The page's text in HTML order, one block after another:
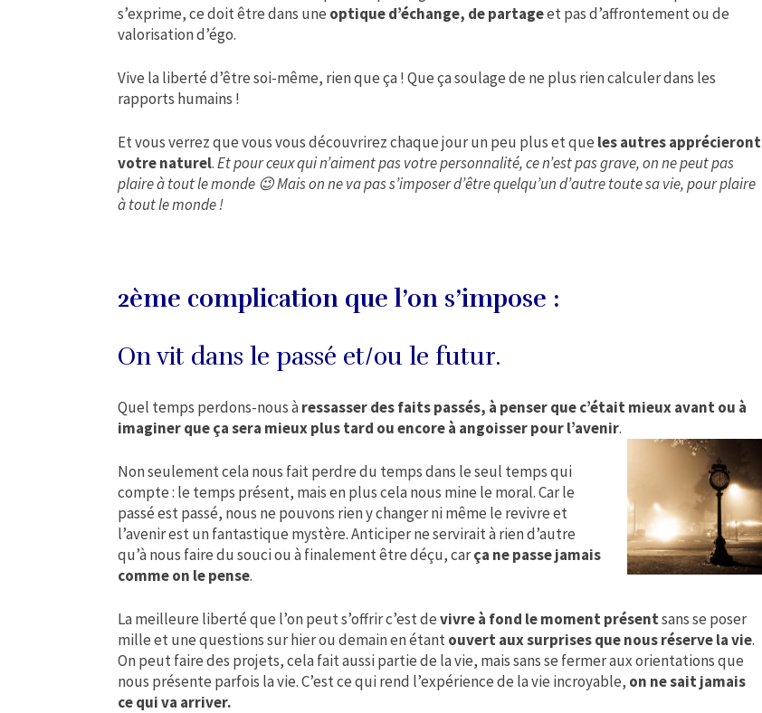
s’exprime, ce doit être dans une optique d’échange, de partageet pas d’affrontement ou de
valorisation d’égo.
Vive la liberté d’être soi-même, rien que ça ! Que ça soulage de ne plus rien calculer dans les
rapports humains !
Et vous verrez que vous vous découvrirez chaque jour un peu plus et que les autres apprécieront
votre naturel.Et pour ceux qui n’aiment pas votre personnalité, ce n’est pas grave, on ne peut pas
plaire à tout le monde 😉 Mais on ne va pas s’imposer d’être quelqu’un d’autre toute sa vie, pour plaire
à tout le monde !
2ème complication que l’on s’impose :
On vit dans le passé et/ou le futur.
Quel temps perdons-nous àressasser des faits passés, à penser que c’était mieux avant ou à
imaginer que ça sera mieux plus tard ou encore à angoisser pour l’avenir.
Non seulement cela nous fait perdre du temps dans le seul temps qui
compte : le temps présent, mais en plus cela nous mine le moral. Car le
passé est passé, nous ne pouvons rien y changer ni même le revivre et
l’avenir est un fantastique mystère. Anticiper ne servirait à rien d’autre
qu’à nous faire du souci ou à finalement être déçu, carça ne passe jamais
comme on le pense.
La meilleure liberté que l’on peut s’offrir c’est devivre à fond le moment présentsans se poser
mille et une questions sur hier ou demain en étantouvert aux surprises que nous réserve la vie.
On peut faire des projets, cela fait aussi partie de la vie, mais sans se fermer aux orientations que
nous présente parfois la vie. C’est ce qui rend l’expérience de la vie incroyable, on ne sait jamais
ce qui va arriver.